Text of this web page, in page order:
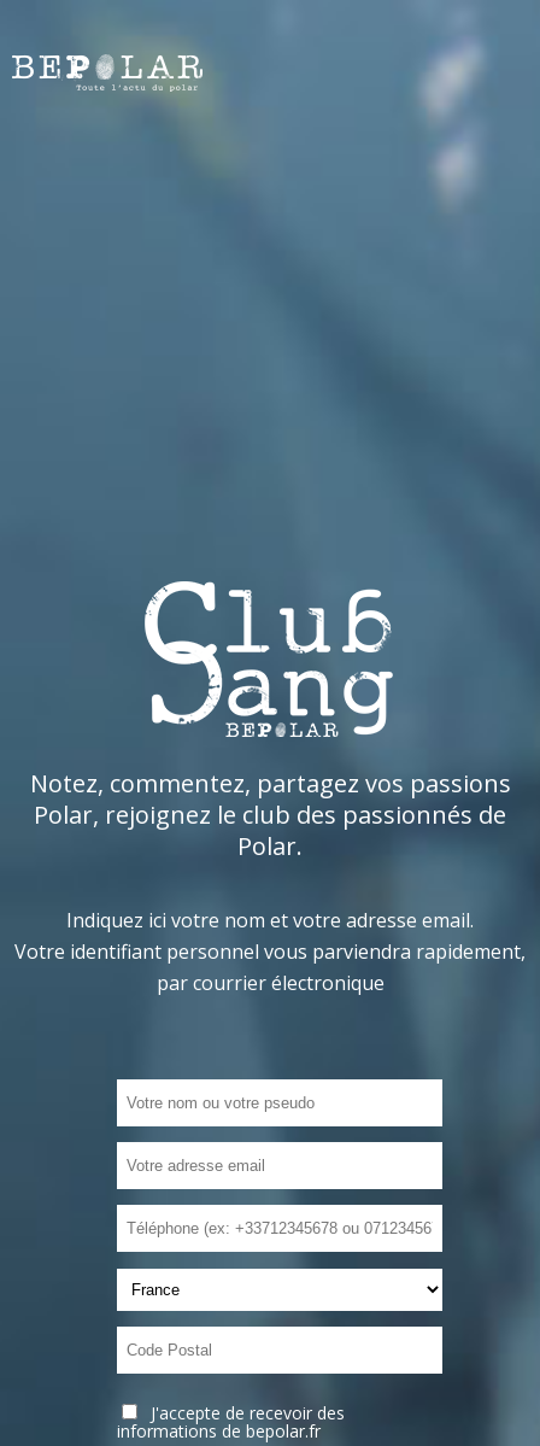
Notez, commentez, partagez vos passions
Polar, rejoignez le club des passionnés de
Polar.
Indiquez ici votre nom et votre adresse email.
Votre identifiant personnel vous parviendra rapidement,
par courrier électronique
J'accepte de recevoir des
informations de bepolar.fr